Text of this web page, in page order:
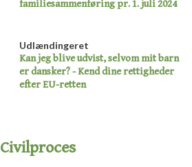
familiesammenføring pr. 1. juli 2024​
Udlændingeret
Kan jeg blive udvist, selvom mit barn
er dansker?​ - Kend dine rettigheder
efter EU-retten
Civilproces